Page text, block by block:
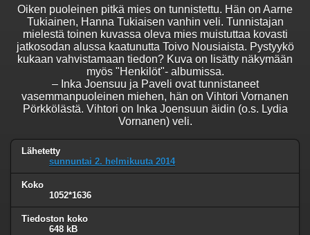
Oiken puoleinen pitkä mies on tunnistettu. Hän on Aarne
Tukiainen, Hanna Tukiaisen vanhin veli. Tunnistajan
mielestä toinen kuvassa oleva mies muistuttaa kovasti
jatkosodan alussa kaatunutta Toivo Nousiaista. Pystyykö
kukaan vahvistamaan tiedon? Kuva on lisätty näkymään
myös "Henkilöt"- albumissa.
– Inka Joensuu ja Paveli ovat tunnistaneet
vasemmanpuoleinen miehen, hän on Vihtori Vornanen
Pörkkölästä. Vihtori on Inka Joensuun äidin (o.s. Lydia
Vornanen) veli.
Lähetetty
sunnuntai 2. helmikuuta 2014
Koko
1052*1636
Tiedoston koko
648 kB